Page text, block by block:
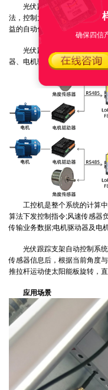
光伏跟踪支架自动控制系统
法，控制太阳能板转动，增加
益的自动化控制系统，可以理解
光伏跟踪支架自动控制系统
器、电机驱动器、电机等部分组
工控机是整个系统的计算
算法下发控制指令;风速传感器
传输业务数据;电机驱动器及电
光伏跟踪支架自动控制系统
传感器信息后，根据当前角度
推拉杆运动使太阳能板旋转，
应用场景
确保四信